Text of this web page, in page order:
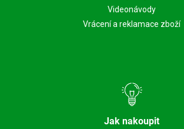
Videonávody
Vrácení a reklamace zboží
Jak nakoupit